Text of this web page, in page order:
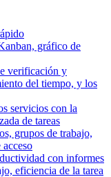
gráfico de
verificación y
del tiempo, y los
servicios con la
de tareas
grupos de trabajo,
con informes
eficiencia de la tarea